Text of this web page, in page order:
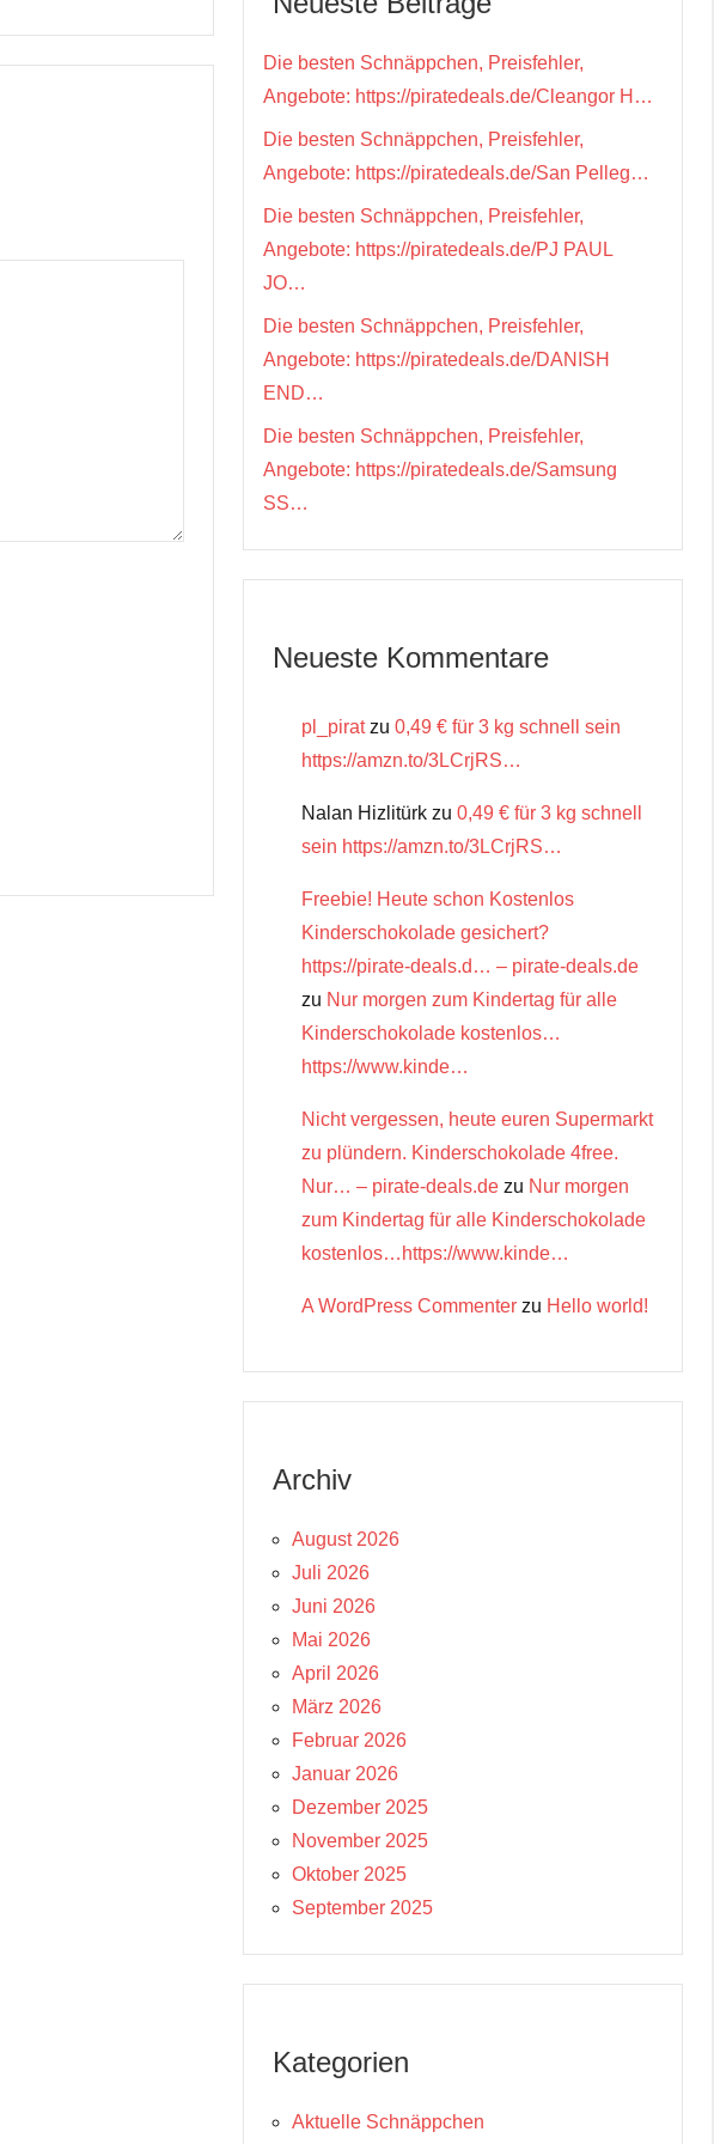
Die besten Schnäppchen, Preisfehler,
Angebote: https://piratedeals.de/Cleangor H…
Die besten Schnäppchen, Preisfehler,
Angebote: https://piratedeals.de/San Pelleg…
Die besten Schnäppchen, Preisfehler,
Angebote: https://piratedeals.de/PJ PAUL
JO…
Die besten Schnäppchen, Preisfehler,
Angebote: https://piratedeals.de/DANISH
END…
Die besten Schnäppchen, Preisfehler,
Angebote: https://piratedeals.de/Samsung
SS…
Neueste Kommentare
pl_piratzu 0,49 € für 3 kg schnell sein
https://amzn.to/3LCrjRS…
Nalan Hizlitürk zu 0,49 € für 3 kg schnell
sein https://amzn.to/3LCrjRS…
Freebie! Heute schon Kostenlos
Kinderschokolade gesichert?
https://pirate-deals.d… – pirate-deals.de
zu Nur morgen zum Kindertag für alle
Kinderschokolade kostenlos…
https://www.kinde…
Nicht vergessen, heute euren Supermarkt
zu plündern. Kinderschokolade 4free.
Nur… – pirate-deals.de zu Nur morgen
zum Kindertag für alle Kinderschokolade
kostenlos…https://www.kinde…
A WordPress Commenter zu Hello world!
Archiv
August 2026
Juli 2026
Juni 2026
Mai 2026
April 2026
März 2026
Februar 2026
Januar 2026
Dezember 2025
November 2025
Oktober 2025
September 2025
Kategorien
Aktuelle Schnäppchen